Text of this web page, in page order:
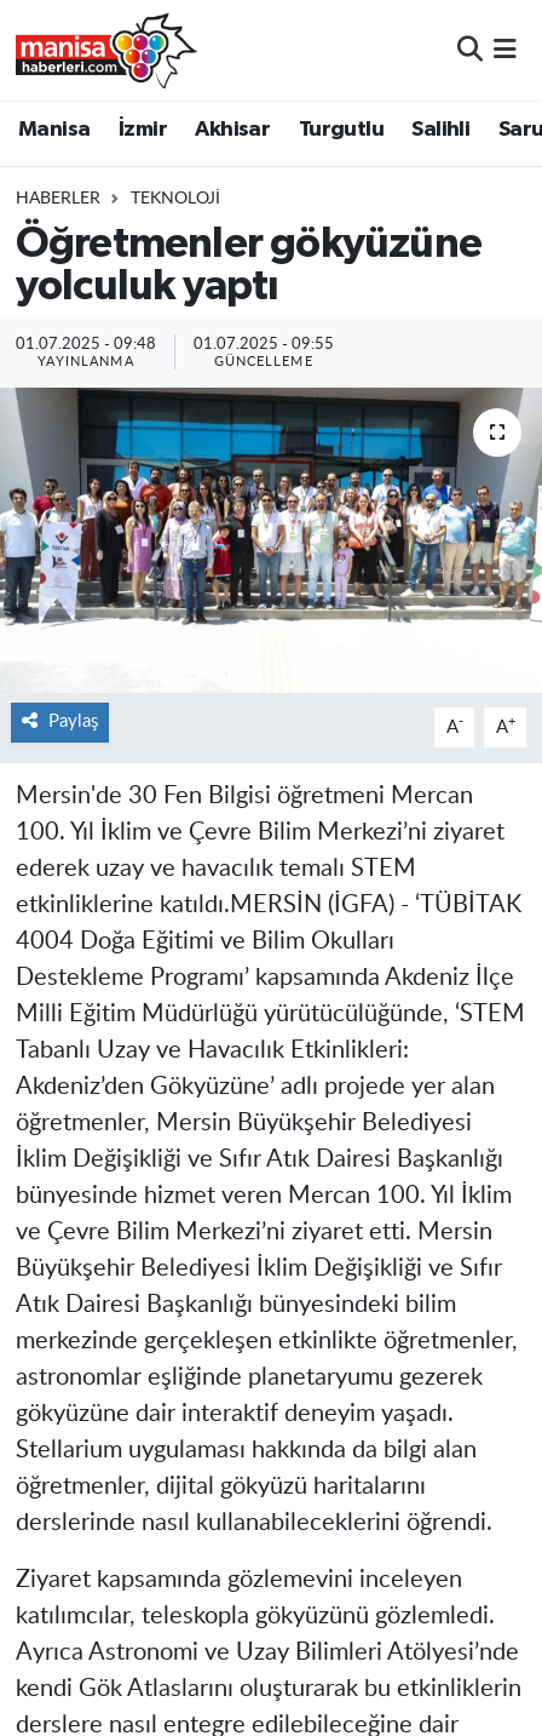
Manisa İzmir Akhisar Turgutlu Salihli
HABERLER TEKNOLOJI
Öğretmenler gökyüzüne
yolculuk yaptı
01.07.2025 - 09:48
YAYINLANMA
01.07.2025 - 09:55
GÜNCELLEME
Paylaş A- A+
Mersin'de 30 Fen Bilgisi öğretmeni Mercan
100. Yıl İklim ve Çevre Bilim Merkezi’ni ziyaret
ederek uzay ve havacılık temalı STEM
etkinliklerine katıldı. MERSİN (İGFA) - ‘TÜBİTAK
4004 Doğa Eğitimi ve Bilim Okulları
Destekleme Programı’ kapsamında Akdeniz İlçe
Milli Eğitim Müdürlüğü yürütücülüğünde, ‘STEM
Tabanlı Uzay ve Havacılık Etkinlikleri:
Akdeniz’den Gökyüzüne’ adlı projede yer alan
öğretmenler, Mersin Büyükşehir Belediyesi
İklim Değişikliği ve Sıfır Atık Dairesi Başkanlığı
bünyesinde hizmet veren Mercan 100. Yıl İklim
ve Çevre Bilim Merkezi’ni ziyaret etti. Mersin
Büyükşehir Belediyesi İklim Değişikliği ve Sıfır
Atık Dairesi Başkanlığı bünyesindeki bilim
merkezinde gerçekleşen etkinlikte öğretmenler,
astronomlar eşliğinde planetaryumu gezerek
gökyüzüne dair interaktif deneyim yaşadı.
Stellarium uygulaması hakkında da bilgi alan
öğretmenler, dijital gökyüzü haritalarını
derslerinde nasıl kullanabileceklerini öğrendi.
Ziyaret kapsamında gözlemevini inceleyen
katılımcılar, teleskopla gökyüzünü gözlemledi.
Ayrıca Astronomi ve Uzay Bilimleri Atölyesi’nde
kendi Gök Atlaslarını oluşturarak bu etkinliklerin
derslere nasıl entegre edilebileceğine dair
Turgutlu
Salihli
Saruhanlı
Soma
Resmi İlanlar
Manisa Nöbetçi Eczaneler
Manisa Trafik Yoğunluk Haritası
Süper Lig Puan Durumu ve Fikstür
Tüm Manşetler
Son Dakika Haberleri
Haber Arşivi